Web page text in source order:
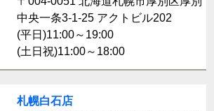
中央一条3-1-25 アクトビル202
(平日)11:00～19:00
(土日祝)11:00～18:00
札幌白石店